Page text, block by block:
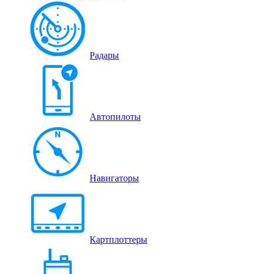
Радары
Автопилоты
Навигаторы
Картплоттеры